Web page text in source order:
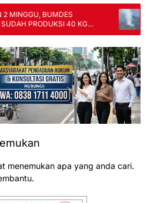
BUMDES
PRODUKSI 40 KG
menemukan apa yang anda cari.